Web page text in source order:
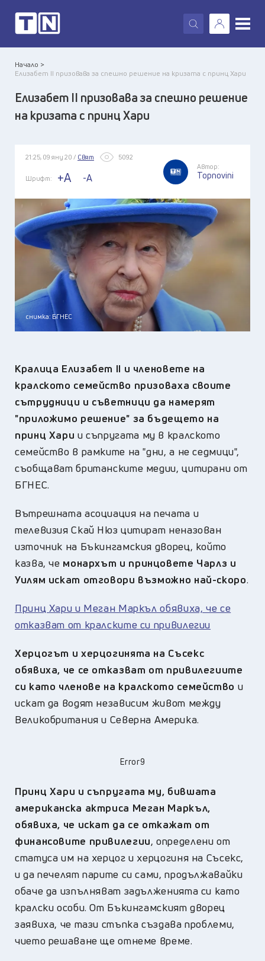
X
Начало >
Елизабет II призовава за спешно решение на кризата с принц Хари
Елизабет II призовава за спешно решение
на кризата с принц Хари
21:25, 09 яну 20 / Свят 5092
Шрифт: +A -A
Автор:
Topnovini
снимка: БГНЕС
Кралица Елизабет II и членовете на
кралското семейство призоваха своите
сътрудници и съветници да намерят
"приложимо решение" за бъдещето на
принц Хари и съпругата му в кралското
семейство в рамките на "дни, а не седмици",
съобщават британските медии, цитирани от
БГНЕС.
Вътрешната асоциация на печата и
телевизия Скай Нюз цитират неназован
източник на Бъкингамския дворец, който
казва, че монархът и принцовете Чарлз и
Уилям искат отговори възможно най-скоро.
Принц Хари и Меган Маркъл обявиха, че се
отказват от кралските си привилегии
Херцогът и херцогинята на Съсекс
обявиха, че се отказват от привилегиите
си като членове на кралското семейство и
искат да водят независим живот между
Великобритания и Северна Америка.
Error9
Принц Хари и съпругата му, бившата
американска актриса Меган Маркъл,
обявиха, че искат да се откажат от
финансовите привилегии, определени от
статуса им на херцог и херцогиня на Съсекс,
и да печелят парите си сами, продължавайки
обаче да изпълняват задълженията си като
кралски особи. От Бъкингамският дворец
заявиха, че тази стъпка създава проблеми,
чието решаване ще отнеме време.